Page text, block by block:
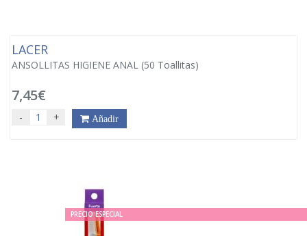
LACER
ANSOLLITAS HIGIENE ANAL (50 Toallitas)
7,45€
- + Añadir
PRECIO ESPECIAL